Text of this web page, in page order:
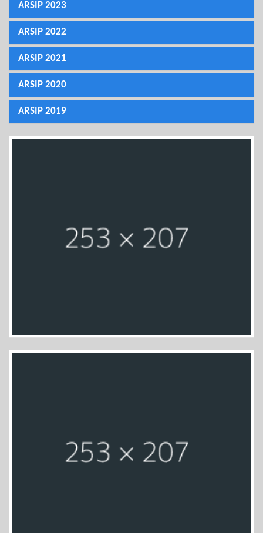
ARSIP 2023
ARSIP 2022
ARSIP 2021
ARSIP 2020
ARSIP 2019